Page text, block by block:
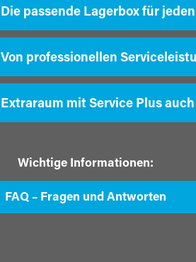
Die passende Lagerbox für
Von professionellen
Extraraum mit Service Plus
Wichtige Informationen:
FAQ – Fragen und Antworten